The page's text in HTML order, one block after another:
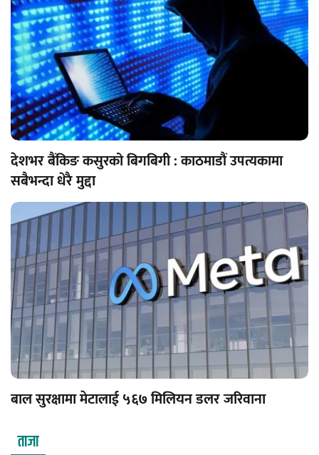
देशभर बैंकिङ कसुरको बिगबिगी : काठमाडौं उपत्यकामा
सबैभन्दा धेरै मुद्दा
बाल सुरक्षामा मेटालाई ५६७ मिलियन डलर जरिवाना
ताजा